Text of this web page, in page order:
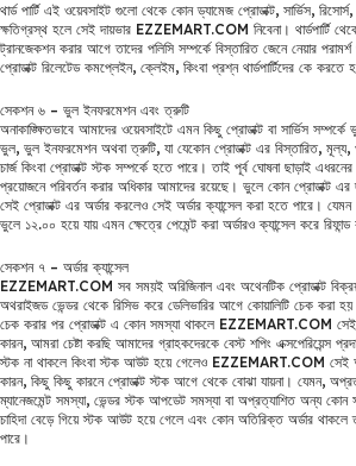
থার্ড পার্টি এই ওয়েবসাইট গুলো থেকে কোন ড্যামেজ প্রোডাক্ট, সার্ভিস, রিসোর্স,
ক্ষতিগ্রস্থ হলে সেই দায়ভার EZZEMART.COM নিবেনা। থার্ডপার্টি
ট্রানজেকশন করার আগে তাদের পলিসি সম্পর্কে বিস্তারিত জেনে নেয়ার পরামর্শ
প্রোডাক্ট রিলেটেড কমপ্লেইন, ক্লেইম, কিংবা প্রশ্ন থার্ডপার্টিদের কে করতে
সেকশন ৬ – ভুল ইনফরমেশন এবং ত্রুটি
অনাকাঙ্ক্ষিতভাবে আমাদের ওয়েবসাইটে এমন কিছু প্রোডাক্ট বা সার্ভিস
ভুল, ভুল ইনফরমেশন অথবা ত্রুটি, যা যেকোন প্রোডাক্ট এর বিস্তারিত, মূল্য,
চার্জ কিংবা প্রোডাক্ট স্টক সম্পর্কে হতে পারে। তাই পূর্ব ঘোষনা ছাড়াই
প্রয়োজনে পরিবর্তন করার অধিকার আমাদের রয়েছে। ভুলে কোন প্রোডাক্ট এর
সেই প্রোডাক্ট এর অর্ডার করলেও সেই অর্ডার ক্যান্সেল করা হতে পারে। যেমন
ভুলে ১২.০০ হয়ে যায় এমন ক্ষেত্রে পেমেন্ট করা অর্ডারও ক্যান্সেল করে
সেকশন ৭ – অর্ডার ক্যান্সেল
EZZEMART.COM সব সময়ই অরিজিনাল এবং অথেনটিক প্রোডাক্ট
অথরাইজড ভেন্ডর থেকে রিসিভ করে ডেলিভারির আগে কোয়ালিটি চেক করা
চেক করার পর প্রোডাক্ট এ কোন সমস্যা থাকলে EZZEMART.COM সেই
কারন, আমরা চেষ্টা করছি আমাদের গ্রাহকদেরকে বেস্ট শপিং এক্সপেরিয়েন্স
স্টক না থাকলে কিংবা স্টক আউট হয়ে গেলেও EZZEMART.COM সেই
কারন, কিছু কিছু কারনে প্রোডাক্ট স্টক আগে থেকে বোঝা যায়না। যেমন,
ম্যানেজমেন্ট সমস্যা, ভেন্ডর স্টক আপডেট সমস্যা বা অপ্রত্যাশিত অন্য কোন
চাহিদা বেড়ে গিয়ে স্টক আউট হয়ে গেলে এবং কোন অতিরিক্ত অর্ডার থাকলে
পারে।